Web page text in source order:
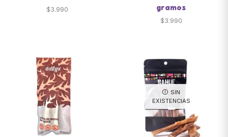
$3.990
gramos
$3.990
SIN
EXISTENCIAS